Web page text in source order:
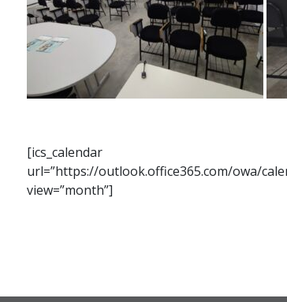
[ics_calendar
url=”https://outlook.office365.com/owa/
view=”month”]